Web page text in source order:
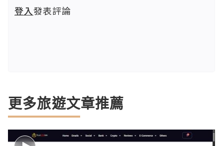
登入發表評論
更多旅遊文章推薦